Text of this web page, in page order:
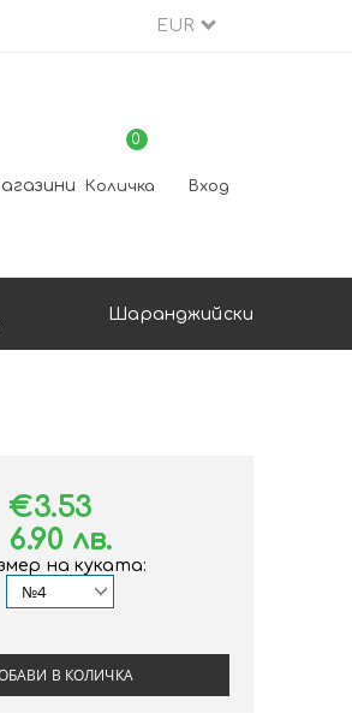
EUR
Количка
0
Вход
Шаранджийски
€3.53
6.90 лв.
на куката: